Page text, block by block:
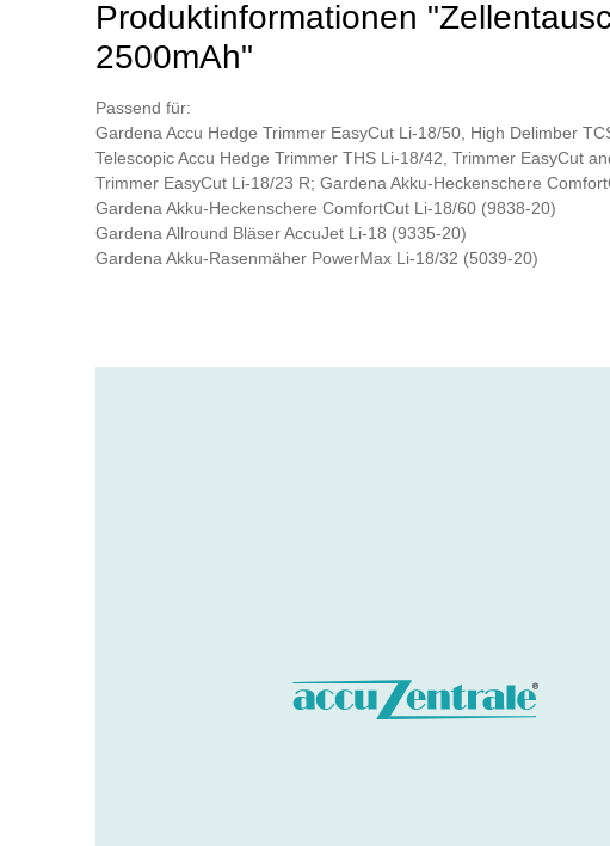
Produktinformationen
2500mAh"
Passend für:
Gardena Accu Hedge Trimmer EasyCut Li-18/50, High Delimber
Telescopic Accu Hedge Trimmer THS Li-18/42, Trimmer EasyCut
Trimmer EasyCut Li-18/23 R; Gardena Akku-Heckenschere
Gardena Akku-Heckenschere ComfortCut Li-18/60 (9838-20)
Gardena Allround Bläser AccuJet Li-18 (9335-20)
Gardena Akku-Rasenmäher PowerMax Li-18/32 (5039-20)